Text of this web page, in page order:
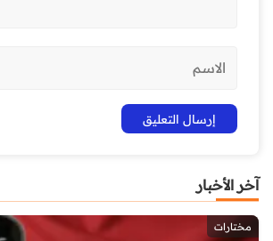
آخر الأخبار
مختارات